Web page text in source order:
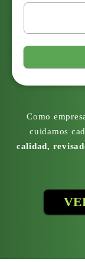
Como
cuidamos
calidad,